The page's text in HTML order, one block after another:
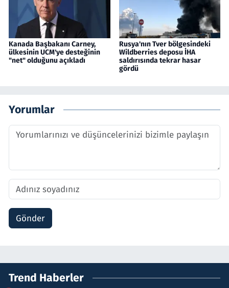
Kanada Başbakanı Carney,
ülkesinin UCM'ye desteğinin
"net" olduğunu açıkladı
Rusya'nın Tver bölgesindeki
Wildberries deposu İHA
saldırısında tekrar hasar
gördü
Yorumlar
Gönder
Trend Haberler